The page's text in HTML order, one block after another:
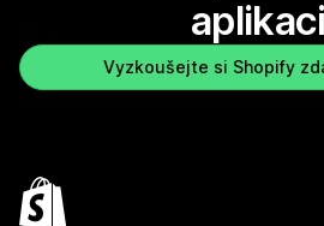
Vyzkoušejte si Shopify